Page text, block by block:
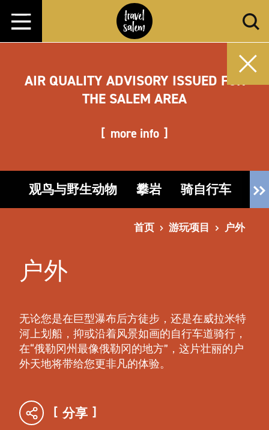
跳转至内容
AIR QUALITY ADVISORY ISSUED FOR
THE SALEM AREA
more info
观鸟与野生动物 攀岩 骑自行车 钓
首页 游玩项目 户外
户外
无论您是在巨型瀑布后方徒步，还是在威拉米特
河上划船，抑或沿着风景如画的自行车道骑行，
在“俄勒冈州最像俄勒冈的地方”，这片壮丽的户
外天地将带给您更非凡的体验。
分享